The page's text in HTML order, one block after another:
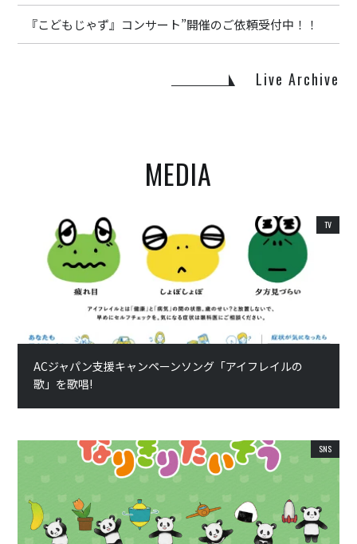
『こどもじゃず』コンサート”開催のご依頼受付中！！
Live Archive
MEDIA
TV
ACジャパン支援キャンペーンソング「アイフレイルの
歌」を歌唱!
SNS